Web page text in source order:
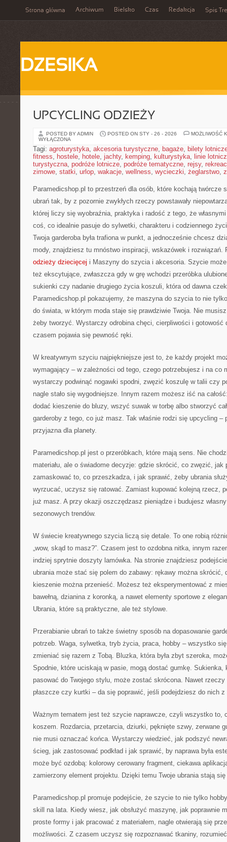
Strona główna Archiwum Bielsko Czas Redakcja Spis
DZESIKA
UPCYCLING ODZIEŻY
POSTED BY ADMIN POSTED ON STY - 26 - 2026
MOŻLIWOŚĆ
WYŁĄCZONA
Tagi: agroturystyka, akcesoria turystyczne, bagaże, bilety
fitness, hostele, hotele, jachty, kemping, kulturystyka, linie
turystyczna, podróże lotnicze, podróże tematyczne, rejsy,
zimowe, statki, urlop, wakacje, wellness, wycieczki, żeglarstwo,
Paramedicshop.pl to przestrzeń dla osób, które kochają twórcze
ubrań tak, by z pozornie zwykłych rzeczy powstawały
której liczy się wyobraźnia, praktyka i radość z tego, że
coś, co idealnie pasuje do sylwetki, charakteru i codziennego
Twoja garderoba była trafiona w punkt, a jednocześnie chcesz
mody, znajdziesz tu mnóstwo inspiracji, wskazówek i
odzieży dziecięcej i Maszyny do szycia i akcesoria. Szycie
też ekscytujące, zwłaszcza gdy w grę wchodzi przeróbka
sukienki czy nadanie drugiego życia koszuli, która od dawna
Paramedicshop.pl pokazujemy, że maszyna do szycia to nie
do świata, w którym moda staje się prawdziwie Twoja. Nie
żeby tworzyć. Wystarczy odrobina chęci, cierpliwości i gotowość
czasem pojawia się pewność ręki.
W kreatywnym szyciu najpiękniejsze jest to, że każdy projekt
wymagający – w zależności od tego, czego potrzebujesz i na co
wystarczy podwinąć nogawki spodni, zwęzić koszulę w talii czy
nagle stało się wygodniejsze. Innym razem możesz iść na
dodać kieszenie do bluzy, wszyć suwak w torbę albo stworzyć
garderoby z tego, co już masz. Tak właśnie rodzi się upcycling –
przyjazna dla planety.
Paramedicshop.pl jest o przeróbkach, które mają sens. Nie
materiału, ale o świadome decyzje: gdzie skrócić, co zwęzić,
zamaskować to, co przeszkadza, i jak sprawić, żeby ubrania
wyrzucać, uczysz się ratować. Zamiast kupować kolejną rzecz,
już masz. A przy okazji oszczędzasz pieniądze i budujesz
sezonowych trendów.
W świecie kreatywnego szycia liczą się detale. To one robią
„wow, skąd to masz?”. Czasem jest to ozdobna nitka, innym
indziej sprytnie doszyty lamówka. Na stronie znajdziesz
ubrania może stać się polem do zabawy: rękawy można skrócić,
kieszenie można przenieść. Możesz też eksperymentować z
bawełną, dzianina z koronką, a nawet elementy sportowe z
Ubrania, które są praktyczne, ale też stylowe.
Przerabianie ubrań to także świetny sposób na dopasowanie
potrzeb. Waga, sylwetka, tryb życia, praca, hobby – wszystko
zmieniać się razem z Tobą. Bluzka, która była zbyt szeroka,
Spodnie, które uciskają w pasie, mogą dostać gumkę. Sukienka,
pasować do Twojego stylu, może zostać skrócona. Nawet rzeczy
płaszcze czy kurtki – da się poprawić, jeśli podejdziesz do nich z
Ważnym tematem jest też szycie naprawcze, czyli wszystko to,
koszem. Rozdarcia, przetarcia, dziurki, pęknięte szwy, zerwane
nie musi oznaczać końca. Wystarczy wiedzieć, jak podszyć
ścieg, jak zastosować podkład i jak sprawić, by naprawa była
może być ozdobą: kolorowy cerowany fragment, ciekawa
zamierzony element projektu. Dzięki temu Twoje ubrania stają
Paramedicshop.pl promuje podejście, że szycie to nie tylko
skill na lata. Kiedy wiesz, jak obsłużyć maszynę, jak poprawnie
proste formy i jak pracować z materiałem, nagle otwierają się
możliwości. Z czasem uczysz się rozpoznawać tkaniny,